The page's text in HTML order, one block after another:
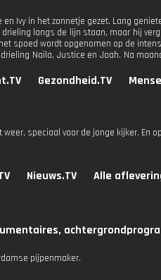
Ivy in het zonnetje gezet. Lang
langs de lijn staan, maar hij
spoed wordt opgenomen op de
Naila, Justice en Joah. Na
Gezondheid.TV
speciaal voor de jonge kijker. En
Nieuws.TV Alle
pijpenmaker.